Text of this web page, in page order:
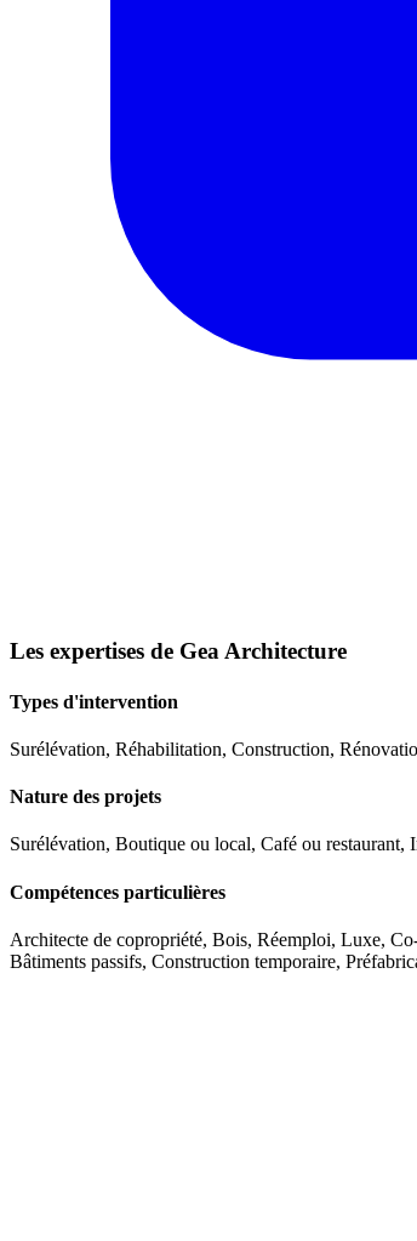
Les expertises de Gea Architecture
Types d'intervention
Surélévation, Réhabilitation, Construction,
Nature des projets
Surélévation, Boutique ou local, Café ou
Compétences particulières
Architecte de copropriété, Bois, Réemploi, Luxe,
Bâtiments passifs, Construction temporaire,